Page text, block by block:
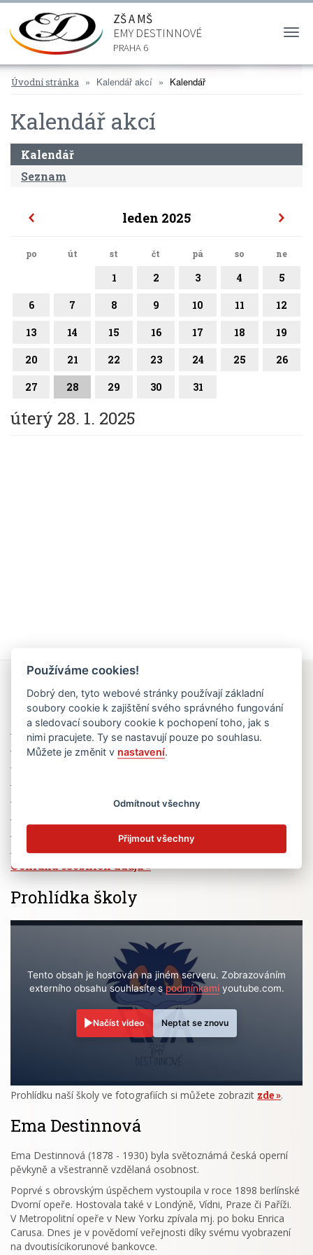
ZŠ A MŠ
EMY DESTINNOVÉ
PRAHA 6
Úvodní stránka Kalendář akcí Kalendář
Kalendář akcí
Kalendář
Seznam
leden 2025
po út st čt pá so ne
1 2 3 4 5
6 7 8 9 10 11 12
13 14 15 16 17 18 19
20 21 22 23 24 25 26
27 28 29 30 31
úterý 28. 1. 2025
Rychlé odkazy
Elektronická žákovská knížka
Jídelní lístek
Volná pracovní místa
Zřizovatel školy (MČ Praha 6)
Ochrana osobních údajů
Prohlídka školy
Tento obsah je hostován na jiném serveru. Zobrazováním
externího obsahu souhlasíte spodmínkamiyoutube.com.
Načíst video Neptat se znovu
Prohlídku naší školy ve fotografiích si můžete zobrazit zde .
Ema Destinnová
Ema Destinnová (1878 - 1930) byla světoznámá česká operní
pěvkyně a všestranně vzdělaná osobnost.
Poprvé s obrovským úspěchem vystoupila v roce 1898 berlínské
Dvorní opeře. Hostovala také v Londýně, Vídni, Praze či Paříži.
V Metropolitní opeře v New Yorku zpívala mj. po boku Enrica
Carusa. Dnes je v povědomí veřejnosti díky svému vyobrazení
na dvoutisícikorunové bankovce.
Používáme cookies!
Dobrý den, tyto webové stránky používají základní
soubory cookie k zajištění svého správného fungování
a sledovací soubory cookie k pochopení toho, jak s
nimi pracujete. Ty se nastavují pouze po souhlasu.
Můžete je změnit v nastavení.
Odmítnout všechny
Přijmout všechny